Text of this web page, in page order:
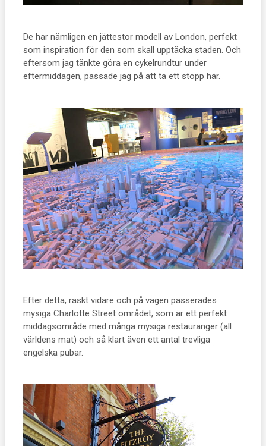
De har nämligen en jättestor modell av London, perfekt
som inspiration för den som skall upptäcka staden. Och
eftersom jag tänkte göra en cykelrundtur under
eftermiddagen, passade jag på att ta ett stopp här.
Efter detta, raskt vidare och på vägen passerades
mysiga Charlotte Street området, som är ett perfekt
middagsområde med många mysiga restauranger (all
världens mat) och så klart även ett antal trevliga
engelska pubar.